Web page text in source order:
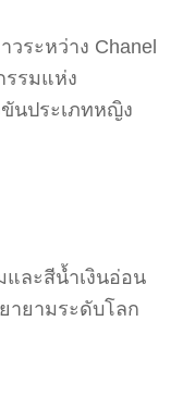
ระหว่าง Chanel
รรมแห่ง
นประเภทหญิง
และสีน้ำเงินอ่อน
ายามระดับโลก